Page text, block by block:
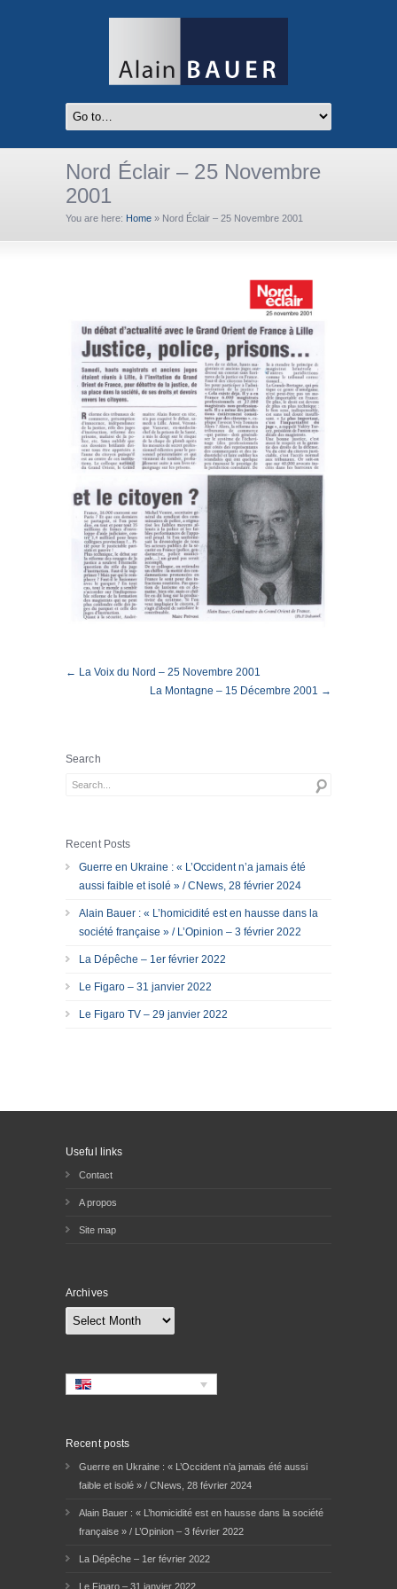
Nord Éclair – 25 Novembre
2001
You are here: Home » Nord Éclair – 25 Novembre 2001
← La Voix du Nord – 25 Novembre 2001
La Montagne – 15 Décembre 2001 →
Search
Recent Posts
Guerre en Ukraine : « L’Occident n’a jamais été
aussi faible et isolé » / CNews, 28 février 2024
Alain Bauer : « L’homicidité est en hausse dans la
société française » / L’Opinion – 3 février 2022
La Dépêche – 1er février 2022
Le Figaro – 31 janvier 2022
Le Figaro TV – 29 janvier 2022
Useful links
Contact
A propos
Site map
Archives
Archives
Recent posts
Guerre en Ukraine : « L’Occident n’a jamais été aussi
faible et isolé » / CNews, 28 février 2024
Alain Bauer : « L’homicidité est en hausse dans la société
française » / L’Opinion – 3 février 2022
La Dépêche – 1er février 2022
Le Figaro – 31 janvier 2022